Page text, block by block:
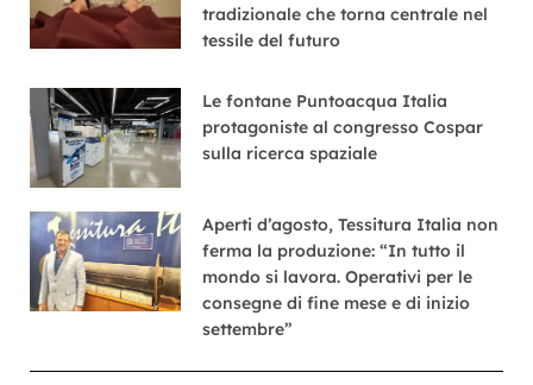
tradizionale che torna centrale nel
tessile del futuro
Le fontane Puntoacqua Italia
protagoniste al congresso Cospar
sulla ricerca spaziale
Aperti d’agosto, Tessitura Italia non
ferma la produzione: “In tutto il
mondo si lavora. Operativi per le
consegne di fine mese e di inizio
settembre”